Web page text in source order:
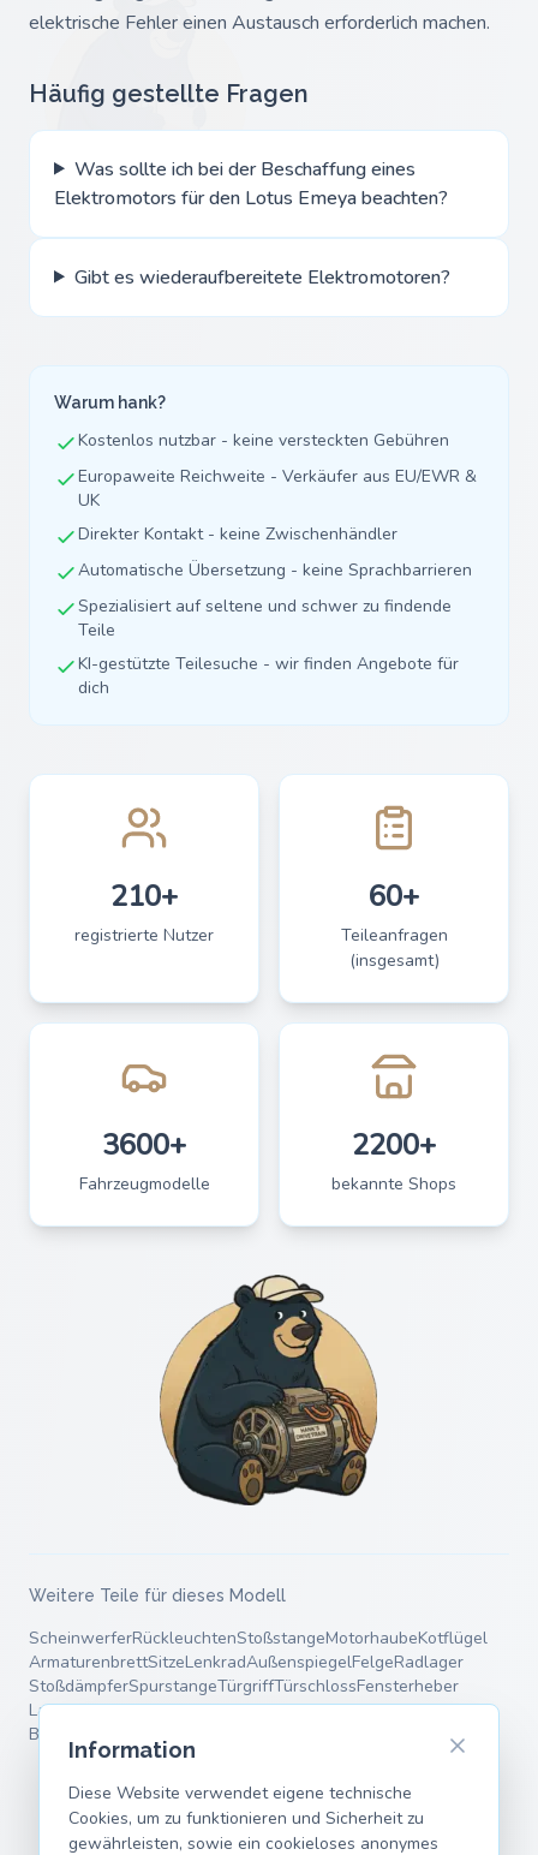
elektrische Fehler einen Austausch erforderlich machen.
Häufig gestellte Fragen
Was sollte ich bei der Beschaffung eines
Elektromotors für den Lotus Emeya beachten?
Gibt es wiederaufbereitete Elektromotoren?
Warum hank?
Kostenlos nutzbar - keine versteckten Gebühren
Europaweite Reichweite - Verkäufer aus EU/EWR &
UK
Direkter Kontakt - keine Zwischenhändler
Automatische Übersetzung - keine Sprachbarrieren
Spezialisiert auf seltene und schwer zu findende
Teile
KI-gestützte Teilesuche - wir finden Angebote für
dich
210+
registrierte Nutzer
60+
Teileanfragen
(insgesamt)
3600+
Fahrzeugmodelle
2200+
bekannte Shops
Weitere Teile für dieses Modell
ScheinwerferRückleuchtenStoßstangeMotorhaubeKotflügel
ArmaturenbrettSitzeLenkradAußenspiegelFelgeRadlager
StoßdämpferSpurstangeTürgriffTürschlossFensterheber
LadeanschlussHV-BatterieMotorlagerBremsscheiben
Bremsbeläge
Information
Diese Website verwendet eigene technische
Cookies, um zu funktionieren und Sicherheit zu
gewährleisten, sowie ein cookieloses anonymes